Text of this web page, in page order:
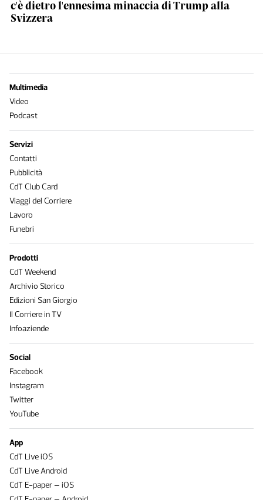
c'è dietro l'ennesima minaccia di Trump alla
Svizzera
Multimedia
Video
Podcast
Servizi
Contatti
Pubblicità
CdT Club Card
Viaggi del Corriere
Lavoro
Funebri
Prodotti
CdT Weekend
Archivio Storico
Edizioni San Giorgio
Il Corriere in TV
Infoaziende
Social
Facebook
Instagram
Twitter
YouTube
App
CdT Live iOS
CdT Live Android
CdT E-paper – iOS